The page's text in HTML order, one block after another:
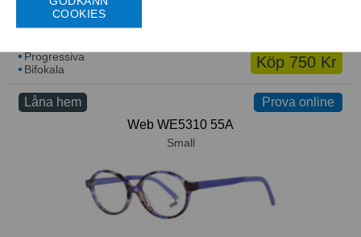
Köp 750 Kr
Progressiva
Bifokala
Prova online
Prova online
Låna hem
Web WE5310 55A
Small
COOKIES